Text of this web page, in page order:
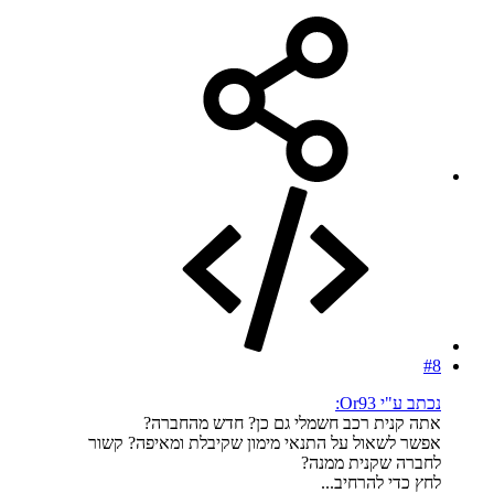
#8
נכתב ע"י Or93:
אתה קנית רכב חשמלי גם כן? חדש מהחברה?
אפשר לשאול על התנאי מימון שקיבלת ומאיפה? קשור
לחברה שקנית ממנה?
לחץ כדי להרחיב...